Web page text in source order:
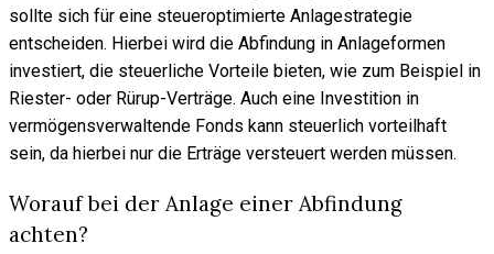
sollte sich für eine steueroptimierte Anlagestrategie
entscheiden. Hierbei wird die Abfindung in Anlageformen
investiert, die steuerliche Vorteile bieten, wie zum Beispiel in
Riester- oder Rürup-Verträge. Auch eine Investition in
vermögensverwaltende Fonds kann steuerlich vorteilhaft
sein, da hierbei nur die Erträge versteuert werden müssen.
Worauf bei der Anlage einer Abfindung
achten?